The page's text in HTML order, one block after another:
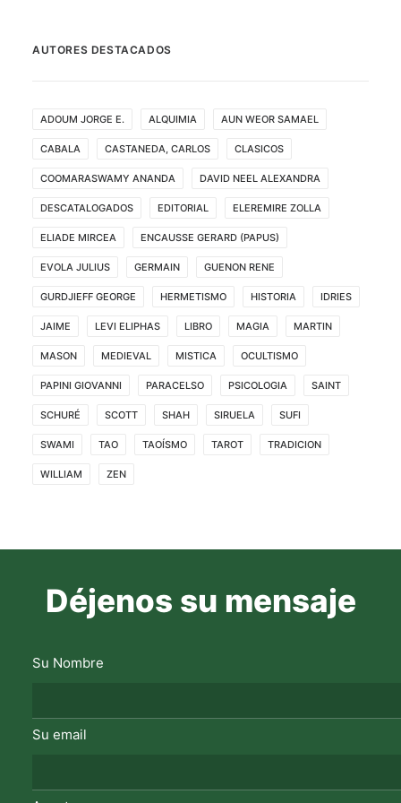
AUTORES DESTACADOS
ADOUM JORGE E. ALQUIMIA AUN WEOR SAMAEL
CABALA CASTANEDA, CARLOS CLASICOS
COOMARASWAMY ANANDA DAVID NEEL ALEXANDRA
DESCATALOGADOS EDITORIAL ELEREMIRE ZOLLA
ELIADE MIRCEA ENCAUSSE GERARD (PAPUS)
EVOLA JULIUS GERMAIN GUENON RENE
GURDJIEFF GEORGE HERMETISMO HISTORIA IDRIES
JAIME LEVI ELIPHAS LIBRO MAGIA MARTIN
MASON MEDIEVAL MISTICA OCULTISMO
PAPINI GIOVANNI PARACELSO PSICOLOGIA SAINT
SCHURÉ SCOTT SHAH SIRUELA SUFI
SWAMI TAO TAOÍSMO TAROT TRADICION
WILLIAM ZEN
Déjenos su mensaje
Su Nombre
Su email